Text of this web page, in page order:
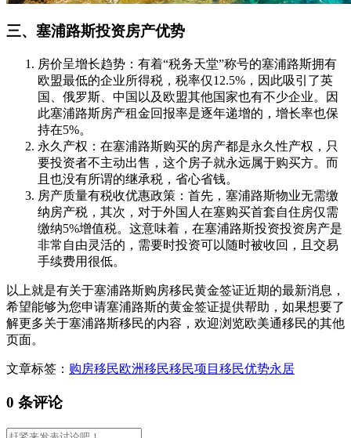
三、塞浦路斯投资房产优势
房价呈增长趋势：有着“税务天堂”称号的塞浦路斯拥有
欧盟最低的企业所得税，税率仅12.5%，因此吸引了英
国、俄罗斯、中国以及欧盟其他国家也有不少企业。因
此塞浦路斯房产租金回报率是逐年递增的，增长率也保
持在5%。
永久产权：在塞浦路斯购买的房产都是永久性产权，只
要投资者不主动出售，这个房子就永远属于购买方。而
且也没有所谓的继承税，省心省钱。
房产质量有税收优惠政策：首先，塞浦路斯物业无需缴
纳房产税，其次，对于外国人在塞购买首套自住房仅需
缴纳5%增值税。这意味着，在塞浦路斯投资投资房产是
非常自由灵活的，需要时投资可以随时被收回，且交易
手续费用很低。
以上就是有关于塞浦路斯购房移民黄金签证近期的最新消息，
希望能够为您申请塞浦路斯的黄金签证提供帮助，如果想要了
解更多关于塞浦路斯移民的内容，欢迎浏览欧美通移民的其他
页面。
文章标签： 购房移民欧洲移民移民项目 移民优势永居
0 条评论